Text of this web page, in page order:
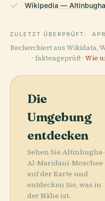
Wikipedia —
ZULETZT ÜBERPRÜFT:
Recherchiert aus Wikidata,
· faktengeprüft · Wie
Die
Umgebung
entdecken
Sehen Sie Altinbugha-
Al-Maridani-Moschee
auf der Karte und
entdecken Sie, was in
der Nähe ist.